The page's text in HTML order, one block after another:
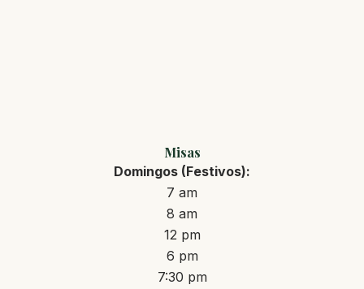
Misas
Domingos (Festivos):
7 am
8 am
12 pm
6 pm
7:30 pm